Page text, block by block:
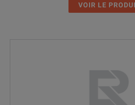
VOIR LE